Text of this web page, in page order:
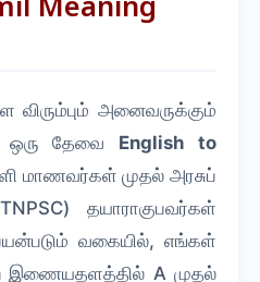
Meaning
அனைவருக்கும்
ஒரு தேவை English to
மாணவர்கள் முதல் அரசுப்
தயாராகுபவர்கள்
வகையில், எங்கள்
இணையதளத்தில் A முதல்